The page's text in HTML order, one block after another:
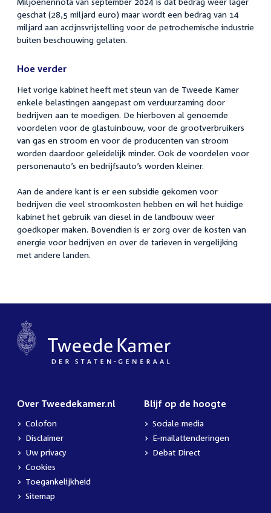
geschat (28,5 miljard euro) maar wordt een bedrag van 14
miljard aan accijnsvrijstelling voor de petrochemische industrie
buiten beschouwing gelaten.
Hoe verder
Het vorige kabinet heeft met steun van de Tweede Kamer
enkele belastingen aangepast om verduurzaming door
bedrijven aan te moedigen. De hierboven al genoemde
voordelen voor de glastuinbouw, voor de grootverbruikers
van gas en stroom en voor de producenten van stroom
worden daardoor geleidelijk minder. Ook de voordelen voor
personenauto’s en bedrijfsauto’s worden kleiner.
Aan de andere kant is er een subsidie gekomen voor
bedrijven die veel stroomkosten hebben en wil het huidige
kabinet het gebruik van diesel in de landbouw weer
goedkoper maken. Bovendien is er zorg over de kosten van
energie voor bedrijven en over de tarieven in vergelijking
met andere landen.
Over Tweedekamer.nl
Colofon
Disclaimer
Uw privacy
Cookies
Toegankelijkheid
Sitemap
Blijf op de hoogte
Sociale media
E-mailattenderingen
Debat Direct